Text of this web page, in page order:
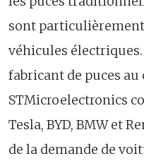
sont
véhicules
fabricant de puces
STMicroelectronics
Tesla, BYD, BMW et
de la demande de